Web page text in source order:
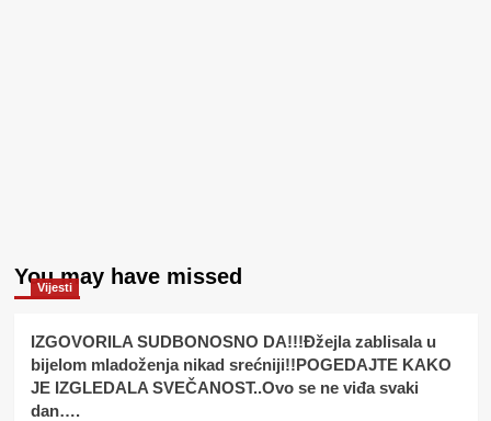
You may have missed
Vijesti
IZGOVORILA SUDBONOSNO DA!!!Đžejla zablisala u
bijelom mladoženja nikad srećniji!!POGEDAJTE KAKO
JE IZGLEDALA SVEČANOST..Ovo se ne viđa svaki
dan….